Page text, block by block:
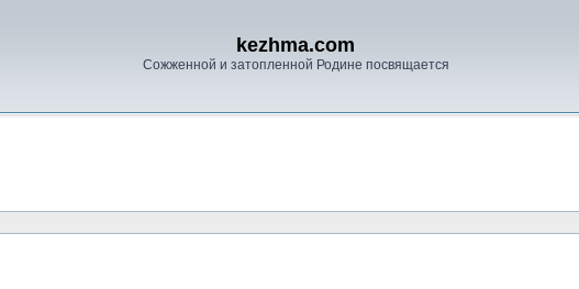
kezhma.com
Сожженной и затопленной Родине посвящается